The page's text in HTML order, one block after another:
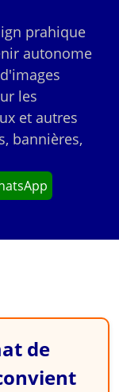
prahique
autonome
les
et autres
bannières,
de